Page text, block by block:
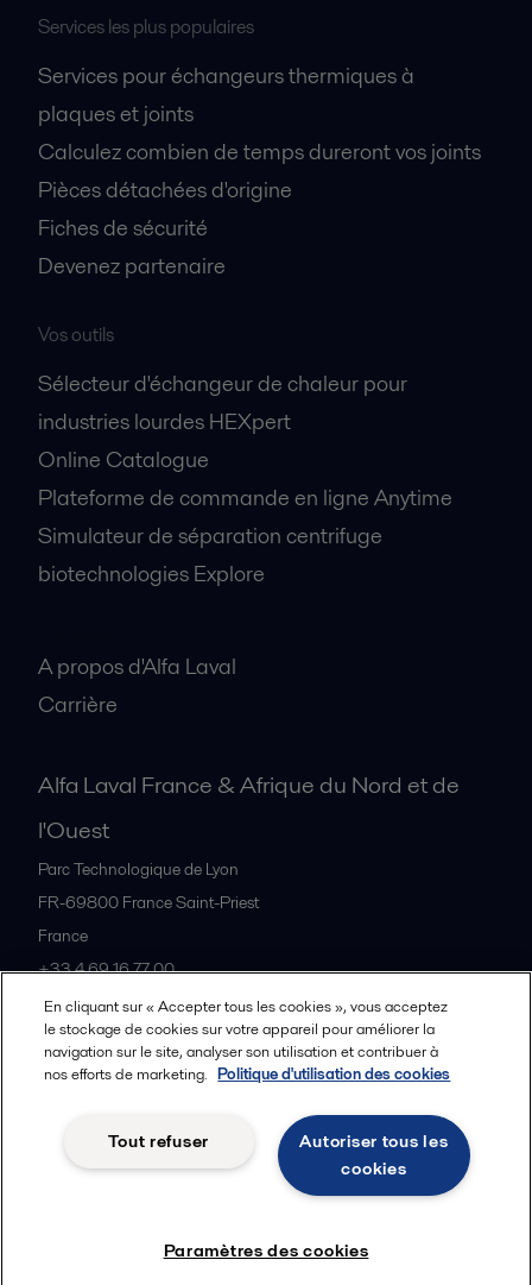
Services les plus populaires
Services pour échangeurs thermiques à
plaques et joints
Calculez combien de temps dureront vos joints
Pièces détachées d'origine
Fiches de sécurité
Devenez partenaire
Vos outils
Sélecteur d'échangeur de chaleur pour
industries lourdes HEXpert
Online Catalogue
Plateforme de commande en ligne Anytime
Simulateur de séparation centrifuge
biotechnologies Explore
A propos d'Alfa Laval
Carrière
Alfa Laval France & Afrique du Nord et de
l'Ouest
Parc Technologique de Lyon
FR-69800 France Saint-Priest
France
+33 4 69 16 77 00
Tous les bureaux et partenaires
© 2015-2026, ALFA LAVAL
Cookies policy Legal terms and conditions
En cliquant sur « Accepter tous les cookies », vous acceptez
le stockage de cookies sur votre appareil pour améliorer la
navigation sur le site, analyser son utilisation et contribuer à
nos efforts de marketing. Politique d'utilisation des cookies
Autoriser tous les
cookies
Tout refuser
Paramètres des cookies